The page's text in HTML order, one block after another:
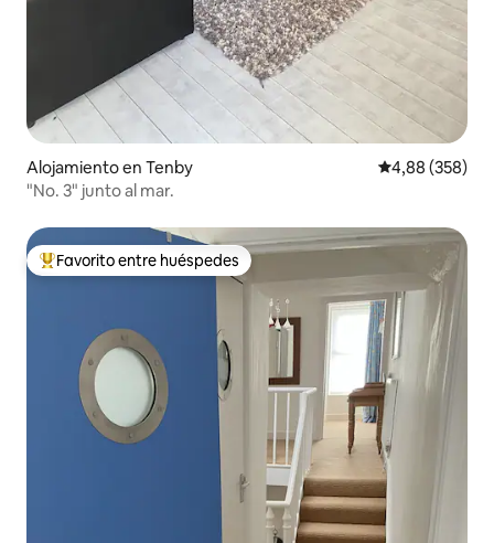
Alojamiento en Tenby Calificación
4,88 (358)
"No. 3" junto al mar.
Favorito entre los huéspedes más destacados
Favorito entre huéspedes